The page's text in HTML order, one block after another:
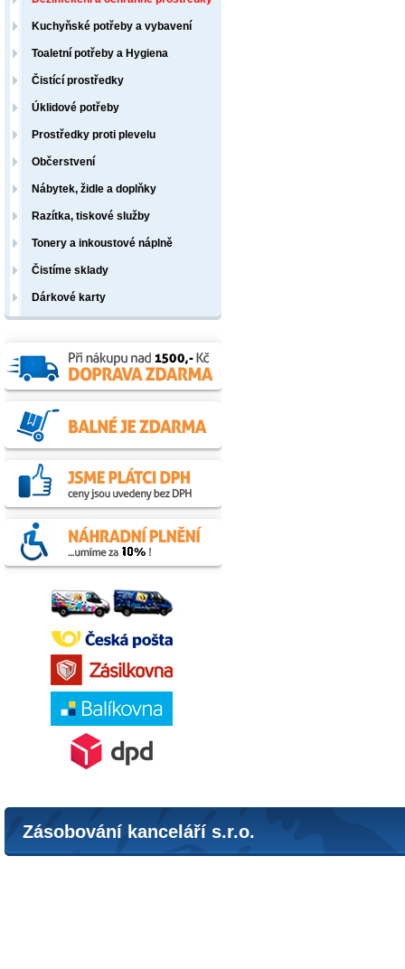
Kuchyňské potřeby a vybavení
Toaletní potřeby a Hygiena
Čistící prostředky
Úklidové potřeby
Prostředky proti plevelu
Občerstvení
Nábytek, židle a doplňky
Razítka, tiskové služby
Tonery a inkoustové náplně
Čistíme sklady
Dárkové karty
Zásobování kanceláří s.r.o.